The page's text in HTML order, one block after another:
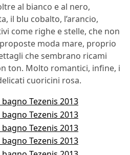
al bianco e al nero,
il blu cobalto, l’arancio,
come righe e stelle, che non
moda mare, proprio
che sembrano ricami
ton. Molto romantici, infine, i
cuoricini rosa.